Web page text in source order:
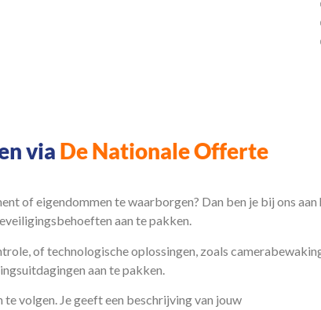
via De Nationale Offerte
of eigendommen te waarborgen? Dan ben je bij ons aan
aan te pakken.
of technologische oplossingen, zoals
aan te pakken.
volgen. Je geeft een beschrijving van jouw